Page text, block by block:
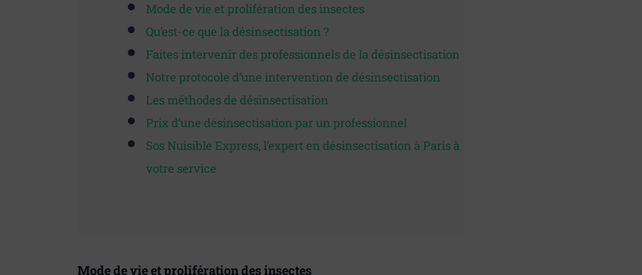
Mode de vie et prolifération des insectes
Qu’est-ce que la désinsectisation ?
Faites intervenir des professionnels de la désinsectisation
Notre protocole d’une intervention de désinsectisation
Les méthodes de désinsectisation
Prix d’une désinsectisation par un professionnel
Sos Nuisible Express, l’expert en désinsectisation à Paris à
votre service
Mode de vie et prolifération des insectes